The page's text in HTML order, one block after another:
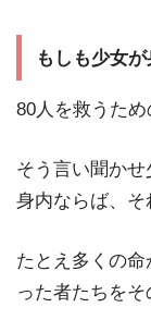
もしも少女
80人を救うため
そう言い聞か
身内ならば、そ
たとえ多くの
った者たちを